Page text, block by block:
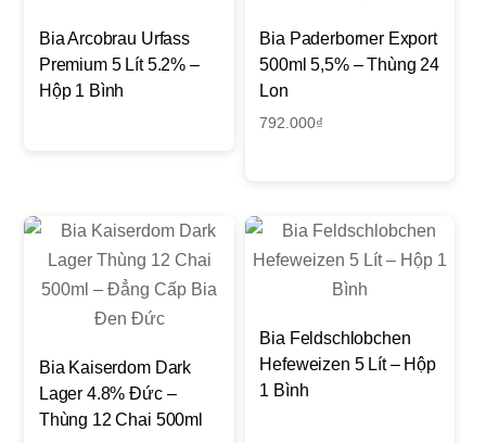
Bia Arcobrau Urfass
Premium 5 Lít 5.2% –
Hộp 1 Bình
Bia Paderborner Export
500ml 5,5% – Thùng 24
Lon
792.000₫
Bia Kaiserdom Dark
Lager 4.8% Đức –
Thùng 12 Chai 500ml
Bia Feldschlobchen
Hefeweizen 5 Lít – Hộp
1 Bình